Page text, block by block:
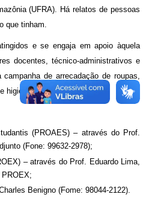
(UFRA). Há relatos de pessoas
que tinham.
e se engaja em apoio àquela
docentes, técnico-administrativos e
de arrecadação de roupas,
higiene.
(PROAES) – através do Prof.
(Fone: 99632-2978);
– através do Prof. Eduardo Lima,
Benigno (Fome: 98044-2122).